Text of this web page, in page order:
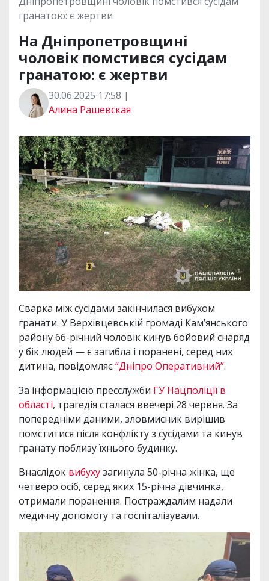
гранатою: є жертви
На Дніпропетровщині
чоловік помстився сусідам
гранатою: є жертви
30.06.2025 17:58 |
Алина Рашевская
Сварка між сусідами закінчилася вибухом
гранати. У Верхівцевській громаді Кам’янського
району 66-річний чоловік кинув бойовий снаряд
у бік людей — є загибла і поранені, серед них
дитина, повідомляє“Дніпро Оперативний”.
За інформацією пресслужби ГУ Нацполіції в
області, трагедія сталася ввечері 28 червня. За
попередніми даними, зловмисник вирішив
помститися після конфлікту з сусідами та кинув
гранату поблизу їхнього будинку.
Внаслідок вибухузагинула 50-річна жінка, ще
четверо осіб, серед яких 15-річна дівчинка,
отримали поранення. Постраждалим надали
медичну допомогу та госпіталізували.